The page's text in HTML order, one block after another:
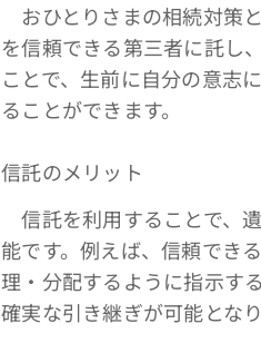
おひとりさまの相続対策
を信頼できる第三者に託し
ことで、生前に自分の意志
ることができます。
信託のメリット
信託を利用することで、
能です。例えば、信頼でき
理・分配するように指示す
確実な引き継ぎが可能となり